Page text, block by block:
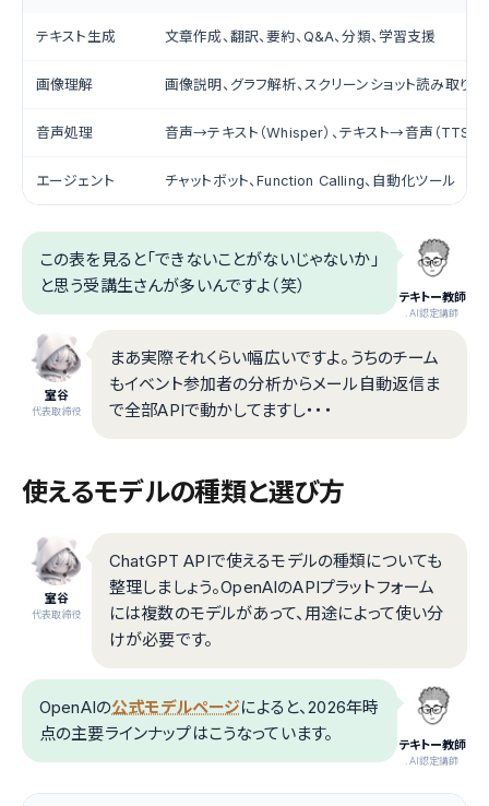
テキスト生成 文章作成、翻訳、要約、Q&A、分類、学習支援
画像理解 画像説明、グラフ解析、スクリーンショット読み取り
音声処理 音声→テキスト（Whisper）、テキスト→音声（TTS）
エージェント チャットボット、Function Calling、自動化ツール
テキトー教師
.AI認定講師
この表を見ると「できないことがないじゃないか」
と思う受講生さんが多いんですよ（笑）
室谷
代表取締役
まあ実際それくらい幅広いですよ。うちのチーム
もイベント参加者の分析からメール自動返信ま
で全部APIで動かしてますし・・・
使えるモデルの種類と選び方
室谷
代表取締役
ChatGPT APIで使えるモデルの種類についても
整理しましょう。OpenAIのAPIプラットフォーム
には複数のモデルがあって、用途によって使い分
けが必要です。
テキトー教師
.AI認定講師
OpenAIの公式モデルページによると、2026年時
点の主要ラインナップはこうなっています。